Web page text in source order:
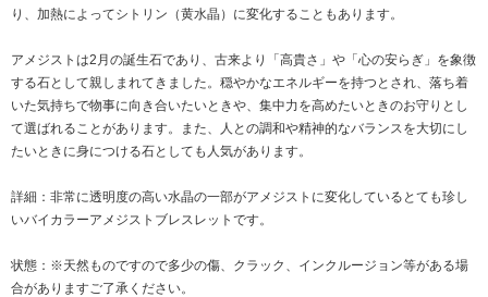
り、加熱によってシトリン（黄水晶）に変化することもあります。
アメジストは2月の誕生石であり、古来より「高貴さ」や「心の安らぎ」を象徴
する石として親しまれてきました。穏やかなエネルギーを持つとされ、落ち着
いた気持ちで物事に向き合いたいときや、集中力を高めたいときのお守りとし
て選ばれることがあります。また、人との調和や精神的なバランスを大切にし
たいときに身につける石としても人気があります。
詳細：非常に透明度の高い水晶の一部がアメジストに変化しているとても珍し
いバイカラーアメジストブレスレットです。
状態：※天然ものですので多少の傷、クラック、インクルージョン等がある場
合がありますご了承ください。